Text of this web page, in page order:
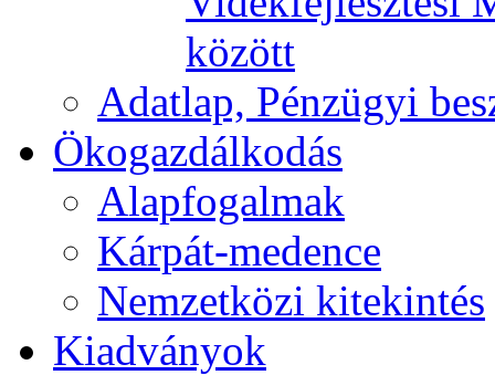
között
Adatlap, Pénzügyi
Ökogazdálkodás
Alapfogalmak
Kárpát-medence
Nemzetközi kitekintés
Kiadványok